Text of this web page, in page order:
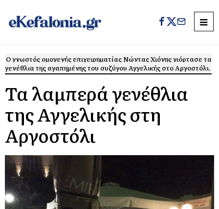
Ο γνωστός ομογενής επιχειρηματίας Νώντας Χιόνης γιόρτασε τα
γενέθλια της αγαπημένης του συζύγου Αγγελικής στο Αργοστόλι.
Τα λαμπερά γενέθλια
της Αγγελικής στη
Αργοστόλι